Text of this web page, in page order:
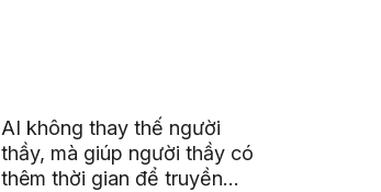
AI không thay thế người
thầy, mà giúp người thầy có
thêm thời gian để truyền